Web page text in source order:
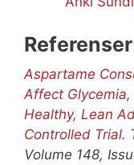
Aspartame
Affect
Healthy, Lean
Controlled Trial.
Volume 148,